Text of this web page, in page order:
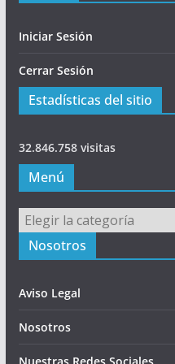
Iniciar Sesión
Cerrar Sesión
Estadísticas del sitio
32.846.758 visitas
Menú
Menú
Nosotros
Aviso Legal
Nosotros